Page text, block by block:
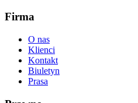
Firma
O nas
Klienci
Kontakt
Biuletyn
Prasa